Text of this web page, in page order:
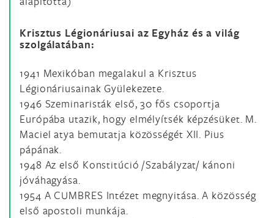
Krisztus Légionáriusai az Egyház és a világ
szolgálatában:
1941 Mexikóban megalakul a Krisztus
Légionáriusainak Gyülekezete.
1946 Szeminaristák első, 30 fős csoportja
Európába utazik, hogy elmélyítsék képzésüket. M.
Maciel atya bemutatja közösségét XII. Pius
pápának.
1948 Az első Konstitúció /Szabályzat/ kánoni
jóváhagyása.
1954 A CUMBRES Intézet megnyitása. A közösség
első apostoli munkája.